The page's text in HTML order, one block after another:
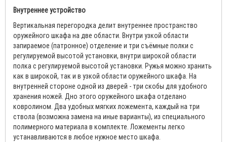
Внутреннее устройство
Вертикальная перегородка делит внутреннее пространство
оружейного шкафа на две области. Внутри узкой области
запираемое (патронное) отделение и три съёмные полки с
регулируемой высотой установки, внутри широкой области
полка с регулируемой высотой установки. Ружья можно хранить
как в широкой, так и в узкой области оружейного шкафа. На
внутренней стороне одной из дверей - три скобы для удобного
хранения ножей. Дно этого оружейного шкафа отделано
ковролином. Два удобных мягких ложемента, каждый на три
ствола (возможна замена на иные варианты), из специального
полимерного материала в комплекте. Ложементы легко
устанавливаются в любое нужное место шкафа.